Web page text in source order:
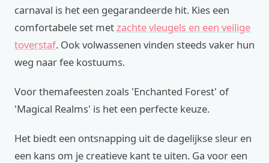
carnaval is het een gegarandeerde hit. Kies een
comfortabele set metzachte vleugels en een veilige
toverstaf. Ook volwassenen vinden steeds vaker hun
weg naar fee kostuums.
Voor themafeesten zoals 'Enchanted Forest' of
'Magical Realms' is het een perfecte keuze.
Het biedt een ontsnapping uit de dagelijkse sleur en
een kans om je creatieve kant te uiten. Ga voor een